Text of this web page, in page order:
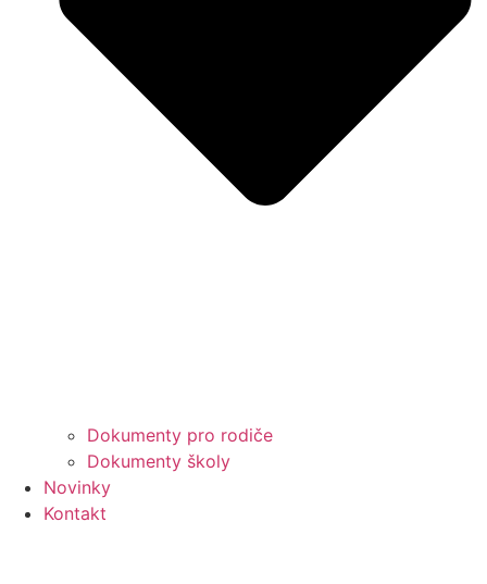
Dokumenty pro rodiče
Dokumenty školy
Novinky
Kontakt